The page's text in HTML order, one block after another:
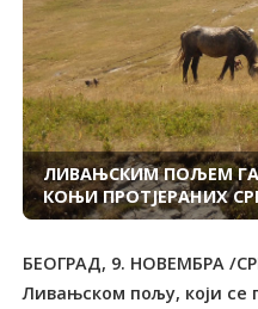
ЛИВАЊСКИМ ПОЉЕМ
КОЊИ ПРОТЈЕРАНИХ
БЕОГРАД, 9. НОВЕМБРА /
Ливањском пољу, који се